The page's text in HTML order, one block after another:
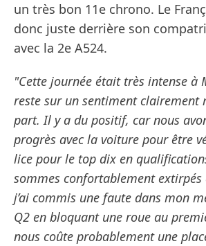
un très bon 11e chrono. Le
donc juste derrière son
avec la 2e A524.
"Cette journée était très intense à
reste sur un sentiment clairement
part. Il y a du positif, car nous
progrès avec la voiture pour être
lice pour le top dix en
sommes confortablement
j’ai commis une faute dans mon
Q2 en bloquant une roue au
nous coûte probablement une